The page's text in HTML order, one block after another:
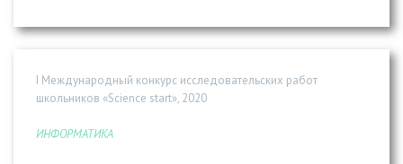
I Международный конкурс исследовательских работ
школьников «Science start», 2020
ИНФОРМАТИКА